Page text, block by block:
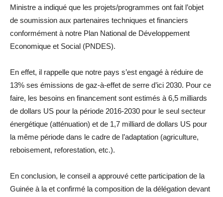
Ministre a indiqué que les projets/programmes ont fait l’objet
de soumission aux partenaires techniques et financiers
conformément à notre Plan National de Développement
Economique et Social (PNDES).
En effet, il rappelle que notre pays s’est engagé à réduire de
13% ses émissions de gaz-à-effet de serre d’ici 2030. Pour ce
faire, les besoins en financement sont estimés à 6,5 milliards
de dollars US pour la période 2016-2030 pour le seul secteur
énergétique (atténuation) et de 1,7 milliard de dollars US pour
la même période dans le cadre de l’adaptation (agriculture,
reboisement, reforestation, etc.).
En conclusion, le conseil a approuvé cette participation de la
Guinée à la et confirmé la composition de la délégation devant